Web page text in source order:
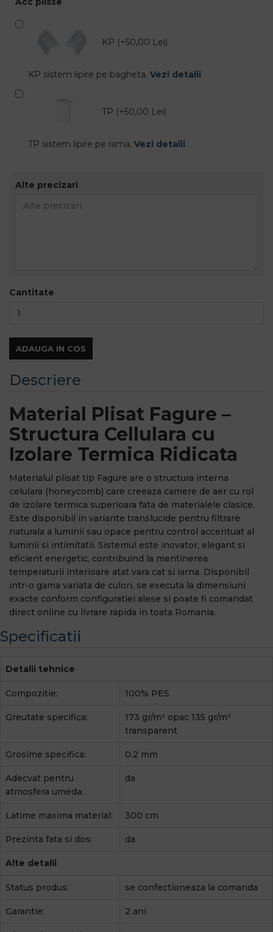
Cantitate
ADAUGA IN COS
KP (+50,00 Lei)
KP sistem lipire pe bagheta. Vezi detalii
TP (+50,00 Lei)
TP sistem lipire pe rama. Vezi detalii
Alte precizari
Descriere
Material Plisat Fagure –
Structura Cellulara cu
Izolare Termica Ridicata
Materialul plisat tip Fagure are o structura interna
celulara (honeycomb) care creeaza camere de aer cu rol
de izolare termica superioara fata de materialele clasice.
Este disponibil in variante translucide pentru filtrare
naturala a luminii sau opace pentru control accentuat al
luminii si intimitatii. Sistemul este inovator, elegant si
eficient energetic, contribuind la mentinerea
temperaturii interioare atat vara cat si iarna. Disponibil
intr-o gama variata de culori, se executa la dimensiuni
exacte conform configuratiei alese si poate fi comandat
direct online cu livrare rapida in toata Romania.
Specificatii
Detalii tehnice
Compozitie: 100% PES
Greutate specifica:
173 gr/m² opac 135 gr/m²
transparent
Grosime specifica: 0.2 mm
Adecvat pentru
atmosfera umeda:
da
Latime maxima material: 300 cm
Prezinta fata si dos: da
Alte detalii
Status produs: se confectioneaza la comanda
Garantie: 2 ani